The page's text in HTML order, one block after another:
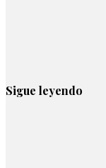
Sigue leyendo